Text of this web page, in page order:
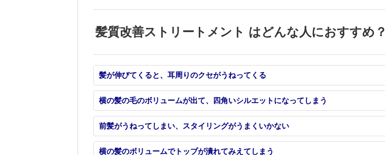
髪質改善ストリートメント はどんな人におすすめ？
髪が伸びてくると、耳周りのクセがうねってくる
横の髪の毛のボリュームが出て、四角いシルエットになってしまう
前髪がうねってしまい、スタイリングがうまくいかない
横の髪のボリュームでトップが潰れてみえてしまう